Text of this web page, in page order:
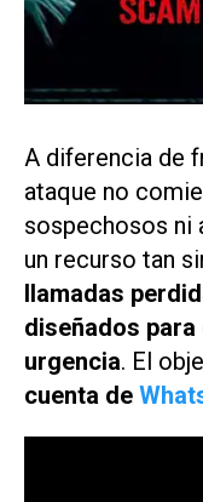
A diferencia de
ataque no
sospechosos ni
un recurso tan
llamadas
diseñados
urgencia. El
cuenta de